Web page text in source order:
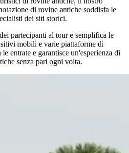
di rovine antiche soddisfa le
dei siti storici.
partecipanti al tour e semplifica le
mobili e varie piattaforme di
entrate e garantisce un'esperienza di
senza pari ogni volta.